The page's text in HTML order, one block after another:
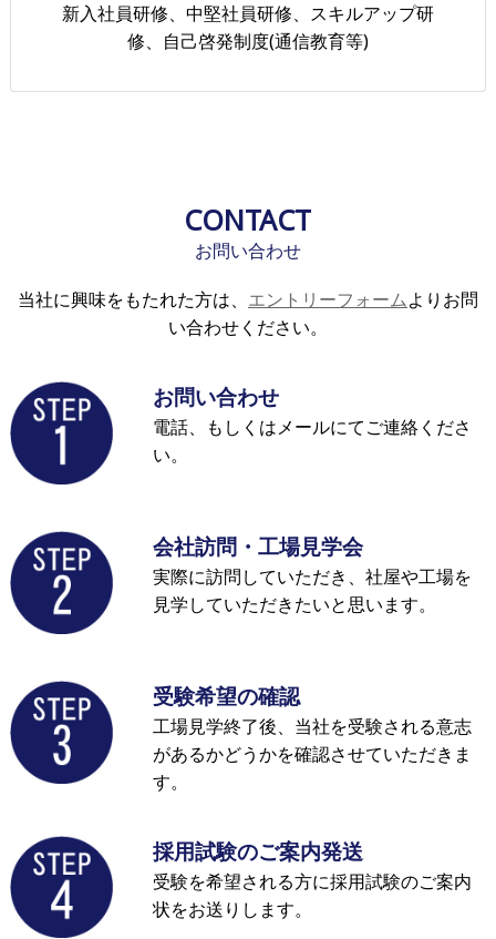
新入社員研修、中堅社員研修、スキルアップ研
修、自己啓発制度(通信教育等)
CONTACT
お問い合わせ
当社に興味をもたれた方は、 エントリーフォームよりお問
い合わせください。
お問い合わせ
電話、もしくはメールにてご連絡くださ
い。
会社訪問・工場見学会
実際に訪問していただき、社屋や工場を
見学していただきたいと思います。
受験希望の確認
工場見学終了後、当社を受験される意志
があるかどうかを確認させていただきま
す。
採用試験のご案内発送
受験を希望される方に採用試験のご案内
状をお送りします。